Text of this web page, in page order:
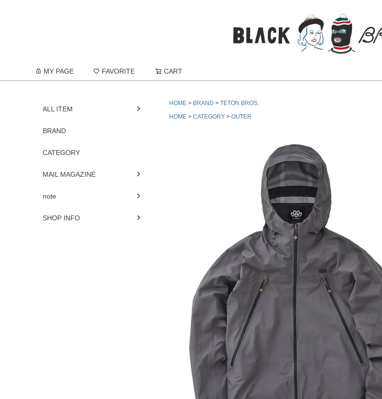
MY PAGE FAVORITE CART
ALL ITEM
BRAND
CATEGORY
MAIL MAGAZINE
note
SHOP INFO
HOME BRAND
TETON BROS.
HOME
CATEGORY OUTER